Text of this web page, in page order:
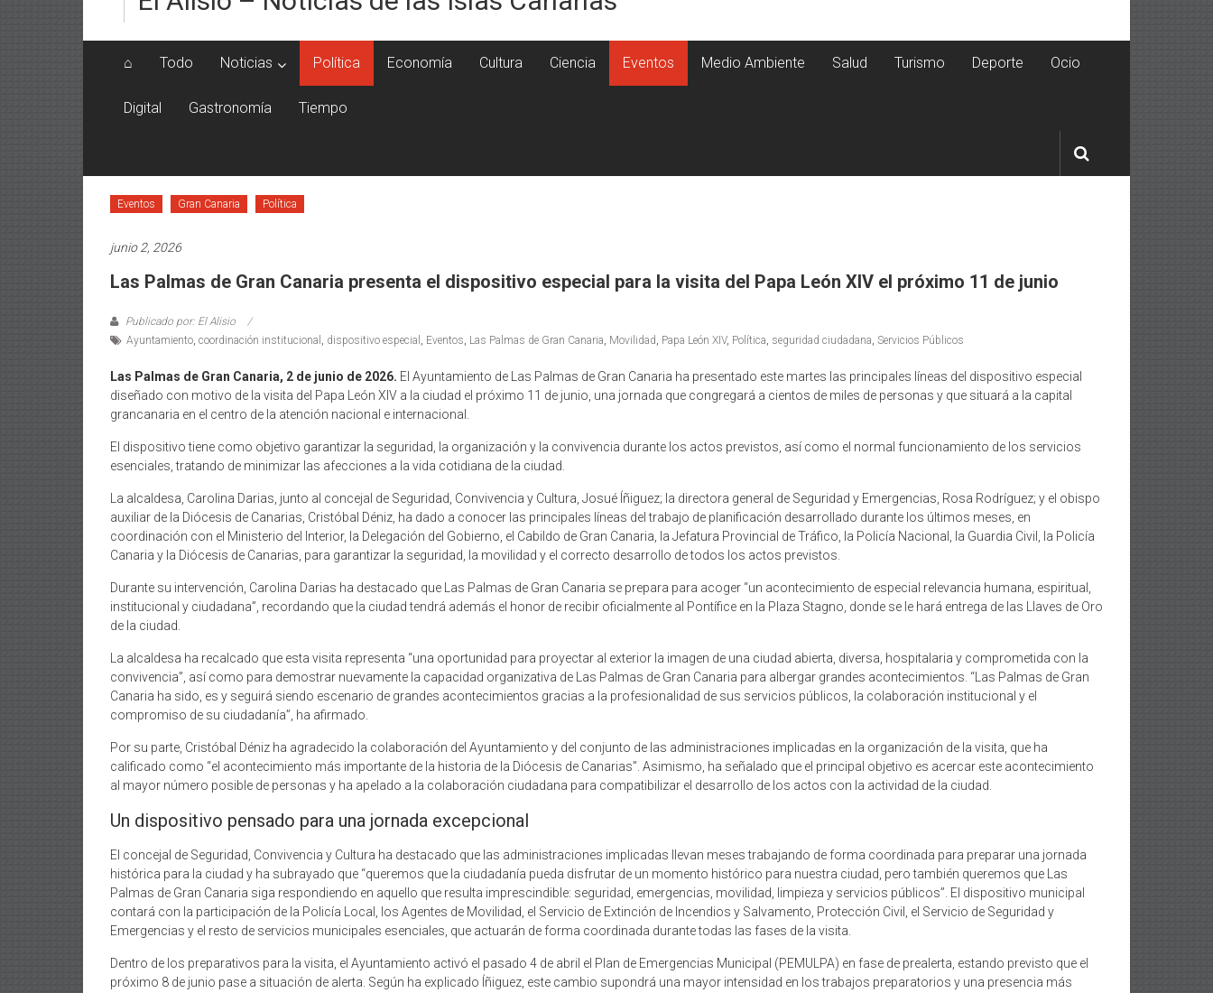
⌂ Todo Noticias Política Economía Cultura Ciencia Eventos Medio Ambiente Salud Turismo Deporte Ocio
Digital Gastronomía Tiempo
Eventos Gran Canaria Política
junio 2, 2026
Las Palmas de Gran Canaria presenta el dispositivo especial para la visita del Papa León XIV el próximo 11 de junio
Publicado por: El Alisio
Ayuntamiento, coordinación institucional , dispositivo especial , Eventos, Las Palmas de Gran Canaria, Movilidad, Papa León XIV, Política, seguridad ciudadana, Servicios Públicos
Las Palmas de Gran Canaria, 2 de junio de 2026. El Ayuntamiento de Las Palmas de Gran Canaria ha presentado este martes las principales líneas del dispositivo especial
diseñado con motivo de la visita del Papa León XIV a la ciudad el próximo 11 de junio, una jornada que congregará a cientos de miles de personas y que situará a la capital
grancanaria en el centro de la atención nacional e internacional.
El dispositivo tiene como objetivo garantizar la seguridad, la organización y la convivencia durante los actos previstos, así como el normal funcionamiento de los servicios
esenciales, tratando de minimizar las afecciones a la vida cotidiana de la ciudad.
La alcaldesa, Carolina Darias, junto al concejal de Seguridad, Convivencia y Cultura, Josué Íñiguez; la directora general de Seguridad y Emergencias, Rosa Rodríguez; y el obispo
auxiliar de la Diócesis de Canarias, Cristóbal Déniz, ha dado a conocer las principales líneas del trabajo de planificación desarrollado durante los últimos meses, en
coordinación con el Ministerio del Interior, la Delegación del Gobierno, el Cabildo de Gran Canaria, la Jefatura Provincial de Tráfico, la Policía Nacional, la Guardia Civil, la Policía
Canaria y la Diócesis de Canarias, para garantizar la seguridad, la movilidad y el correcto desarrollo de todos los actos previstos.
Durante su intervención, Carolina Darias ha destacado que Las Palmas de Gran Canaria se prepara para acoger “un acontecimiento de especial relevancia humana, espiritual,
institucional y ciudadana”, recordando que la ciudad tendrá además el honor de recibir oficialmente al Pontífice en la Plaza Stagno, donde se le hará entrega de las Llaves de Oro
de la ciudad.
La alcaldesa ha recalcado que esta visita representa “una oportunidad para proyectar al exterior la imagen de una ciudad abierta, diversa, hospitalaria y comprometida con la
convivencia”, así como para demostrar nuevamente la capacidad organizativa de Las Palmas de Gran Canaria para albergar grandes acontecimientos. “Las Palmas de Gran
Canaria ha sido, es y seguirá siendo escenario de grandes acontecimientos gracias a la profesionalidad de sus servicios públicos, la colaboración institucional y el
compromiso de su ciudadanía”, ha afirmado.
Por su parte, Cristóbal Déniz ha agradecido la colaboración del Ayuntamiento y del conjunto de las administraciones implicadas en la organización de la visita, que ha
calificado como “el acontecimiento más importante de la historia de la Diócesis de Canarias”. Asimismo, ha señalado que el principal objetivo es acercar este acontecimiento
al mayor número posible de personas y ha apelado a la colaboración ciudadana para compatibilizar el desarrollo de los actos con la actividad de la ciudad.
Un dispositivo pensado para una jornada excepcional
El concejal de Seguridad, Convivencia y Cultura ha destacado que las administraciones implicadas llevan meses trabajando de forma coordinada para preparar una jornada
histórica para la ciudad y ha subrayado que “queremos que la ciudadanía pueda disfrutar de un momento histórico para nuestra ciudad, pero también queremos que Las
Palmas de Gran Canaria siga respondiendo en aquello que resulta imprescindible: seguridad, emergencias, movilidad, limpieza y servicios públicos”. El dispositivo municipal
contará con la participación de la Policía Local, los Agentes de Movilidad, el Servicio de Extinción de Incendios y Salvamento, Protección Civil, el Servicio de Seguridad y
Emergencias y el resto de servicios municipales esenciales, que actuarán de forma coordinada durante todas las fases de la visita.
Dentro de los preparativos para la visita, el Ayuntamiento activó el pasado 4 de abril el Plan de Emergencias Municipal (PEMULPA) en fase de prealerta, estando previsto que el
próximo 8 de junio pase a situación de alerta. Según ha explicado Íñiguez, este cambio supondrá una mayor intensidad en los trabajos preparatorios y una presencia más